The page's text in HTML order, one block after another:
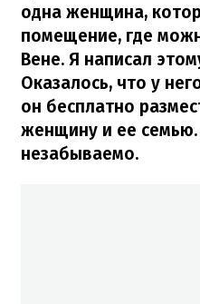
одна женщина,
помещение, где
Вене. Я написал
Оказалось, что у
он бесплатно
женщину и ее
незабываемо.